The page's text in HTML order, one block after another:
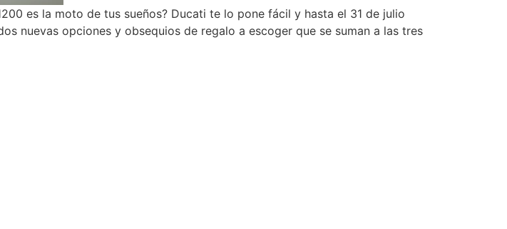
es la moto de tus sueños? Ducati te lo pone fácil y hasta el 31 de julio
nuevas opciones y obsequios de regalo a escoger que se suman a las tres